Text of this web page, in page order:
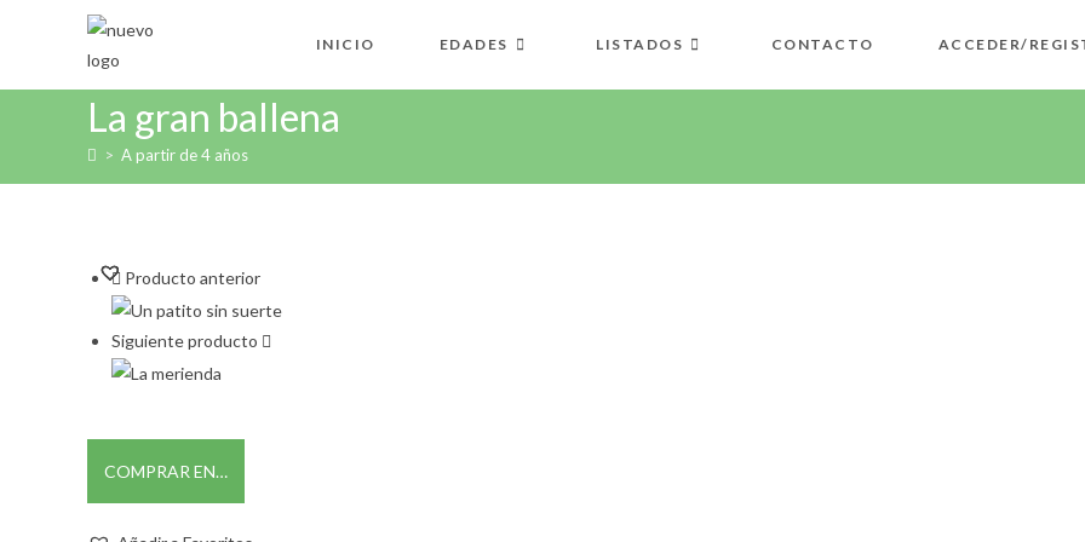
INICIO EDADES LISTADOS CONTACTO ACCEDER/
La gran ballena
> A partir de 4 años
Producto anterior
Siguiente producto
COMPRAR EN…